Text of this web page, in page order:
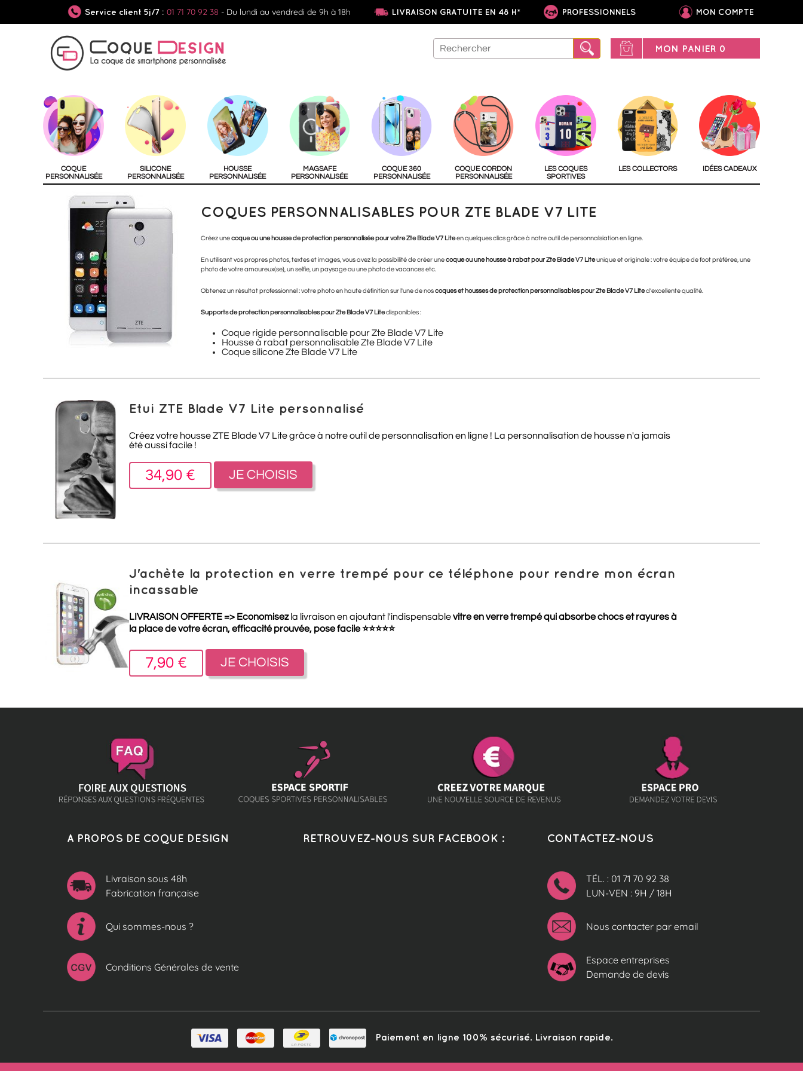
Service client 5j/7 : 01 71 70 92 38 - Du lundi au vendredi de 9h à 18h LIVRAISON GRATUITE EN 48 H* PROFESSIONNELS MON COMPTE
MON PANIER 0
COQUE
PERSONNALISÉE
SILICONE
PERSONNALISÉE
HOUSSE
PERSONNALISÉE
MAGSAFE
PERSONNALISÉE
COQUE 360
PERSONNALISÉE
COQUE CORDON
PERSONNALISÉE
LES COQUES
SPORTIVES
LES COLLECTORS IDÉES CADEAUX
COQUES PERSONNALISABLES POUR ZTE BLADE V7 LITE
Créez unecoque ou une housse de protection personnalisée pour votre Zte Blade V7 Liteen quelques clics grâce à notre outil de personnalsiation en ligne.
En utilisant vos propres photos, textes et images, vous avez la possibilité de créer unecoque ou une housse à rabat pour Zte Blade V7 Liteunique et originale : votre équipe de foot préféree, une
photo de votre amoureux(se), un selfie, un paysage ou une photo de vacances etc.
Obtenez un résultat professionnel : votre photo en haute définition sur l'une de noscoques et housses de protection personnalisables pour Zte Blade V7 Lited'excellente qualité.
Supports de protection personnalisables pourZte Blade V7 Litedisponibles :
Coque rigide personnalisable pour Zte Blade V7 Lite
Housse à rabat personnalisable Zte Blade V7 Lite
Coque silicone Zte Blade V7 Lite
Etui ZTE Blade V7 Lite personnalisé
Créez votre housse ZTE Blade V7 Lite grâce à notre outil de personnalisation en ligne ! La personnalisation de housse n'a jamais
été aussi facile !
34,90 € JE CHOISIS
J'achète la protection en verre trempé pour ce téléphone pour rendre mon écran
incassable
LIVRAISON OFFERTE => Economisezla livraison en ajoutant l'indispensablevitre en verre trempé qui absorbe chocs et rayures à
la place de votre écran, efficacité prouvée, pose facile⭐⭐⭐⭐⭐
7,90 € JE CHOISIS
A PROPOS DE COQUE DESIGN
Livraison sous 48h
Fabrication française
Qui sommes-nous ?
Conditions Générales de vente
RETROUVEZ-NOUS SUR FACEBOOK : CONTACTEZ-NOUS
TÉL. : 01 71 70 92 38
LUN-VEN : 9H / 18H
Nous contacter par email
Espace entreprises
Demande de devis
Paiement en ligne 100% sécurisé. Livraison rapide.